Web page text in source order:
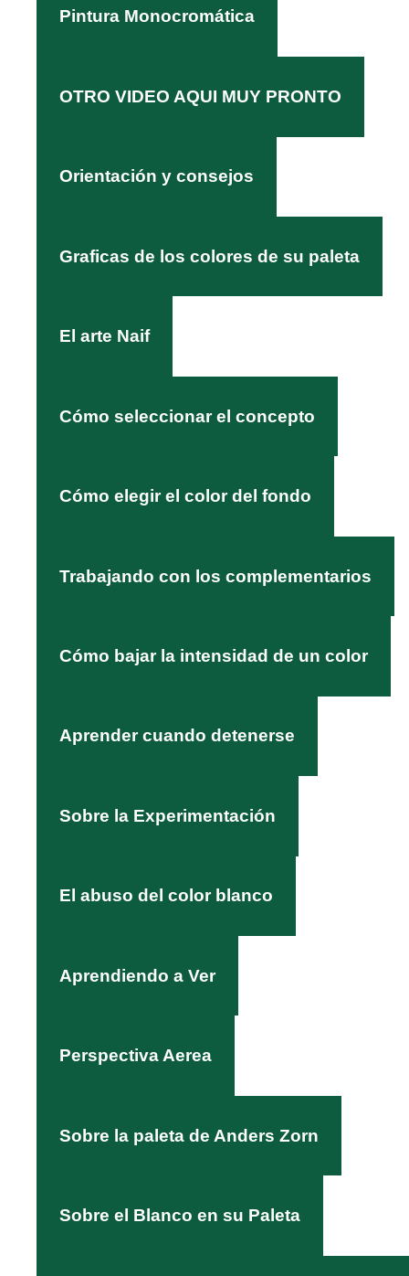
Pintura Monocromática
OTRO VIDEO AQUI MUY PRONTO
Orientación y consejos
Graficas de los colores de su paleta
El arte Naif
Cómo seleccionar el concepto
Cómo elegir el color del fondo
Trabajando con los complementarios
Cómo bajar la intensidad de un color
Aprender cuando detenerse
Sobre la Experimentación
El abuso del color blanco
Aprendiendo a Ver
Perspectiva Aerea
Sobre la paleta de Anders Zorn
Sobre el Blanco en su Paleta